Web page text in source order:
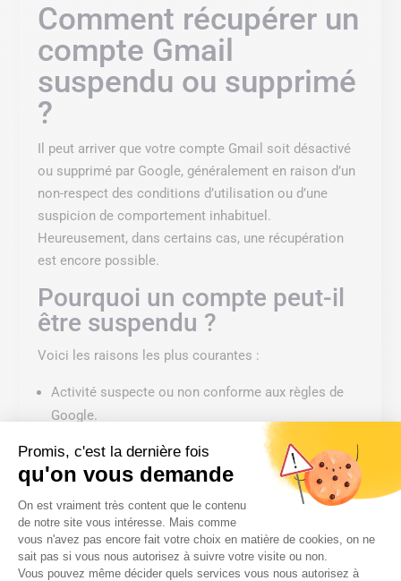
Promis, c'est la dernière fois
qu'on vous demande
Plateforme de Gestion du
On est vraiment très content que le contenu
de notre site vous intéresse. Mais comme
vous n'avez pas encore fait votre choix en matière de cookies, on ne
sait pas si vous nous autorisez à suivre votre visite ou non.
Vous pouvez même décider quels services vous nous autorisez à
Comment récupérer un
compte Gmail
suspendu ou supprimé
?
Il peut arriver que votre compte Gmail soit désactivé
ou supprimé par Google, généralement en raison d’un
non-respect des conditions d’utilisation ou d’une
suspicion de comportement inhabituel.
Heureusement, dans certains cas, une récupération
est encore possible.
Pourquoi un compte peut-il
être suspendu ?
Voici les raisons les plus courantes :
Activité suspecte ou non conforme aux règles de
Google.
Envoi massif de spam ou utilisation abusive.
Contenu considéré comme dangereux ou
inapproprié.
Infraction aux conditions d’utilisation ou aux règles
de sécurité.
Google désactive parfois les comptes de manière